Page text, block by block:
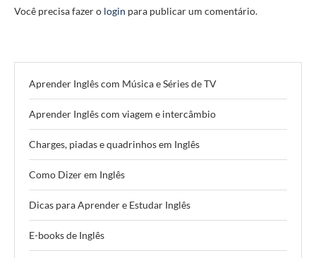
Você precisa fazer o login para publicar um comentário.
Aprender Inglês com Música e Séries de TV
Aprender Inglês com viagem e intercâmbio
Charges, piadas e quadrinhos em Inglês
Como Dizer em Inglês
Dicas para Aprender e Estudar Inglês
E-books de Inglês